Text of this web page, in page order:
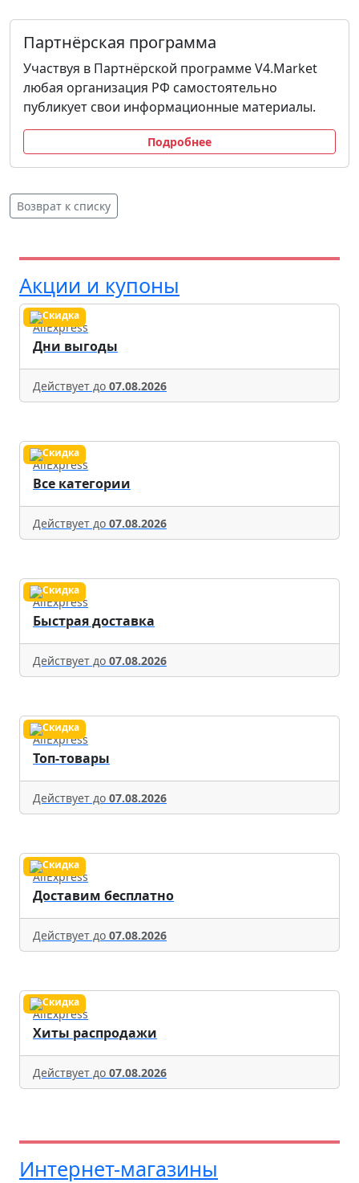
Партнёрская программа
Участвуя в Партнёрской программе V4.Market
любая организация РФ самостоятельно
публикует свои информационные материалы.
Подробнее
Возврат к списку
Акции и купоны
AliExpress
Дни выгоды
Действует до 07.08.2026
AliExpress
Все категории
Действует до 07.08.2026
AliExpress
Быстрая доставка
Действует до 07.08.2026
AliExpress
Топ-товары
Действует до 07.08.2026
AliExpress
Доставим бесплатно
Действует до 07.08.2026
AliExpress
Хиты распродажи
Действует до 07.08.2026
Интернет-магазины